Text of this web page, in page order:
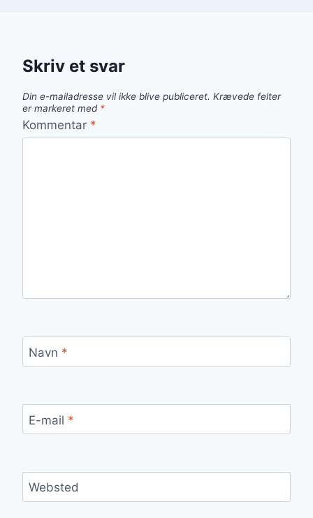
Skriv et svar
Din e-mailadresse vil ikke blive publiceret. Krævede felter
er markeret med *
Kommentar *
Navn *
E-mail *
Websted